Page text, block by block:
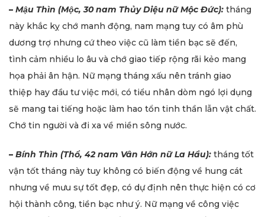
– Mậu Thìn (Mộc, 30 nam Thủy Diệu nữ Mộc Đức): tháng
này khắc kỵ chớ manh động, nam mạng tuy có âm phù
dương trợ nhưng cứ theo việc cũ làm tiền bạc sẽ đến,
tình cảm nhiều lo âu và chớ giao tiếp rộng rãi kẻo mang
họa phải ân hận. Nữ mạng tháng xấu nên tránh giao
thiệp hay đầu tư việc mới, có tiểu nhân dòm ngó lợi dụng
sẽ mang tai tiếng hoặc làm hao tổn tinh thần lẫn vật chất.
Chớ tin người và đi xa về miền sông nước.
– Bính Thìn (Thổ, 42 nam Vân Hớn nữ La Hầu): tháng tốt
vận tốt tháng này tuy không có biến động về hung cát
nhưng về mưu sự tốt đẹp, có dự định nên thực hiện có cơ
hội thành công, tiền bạc như ý. Nữ mạng về công việc